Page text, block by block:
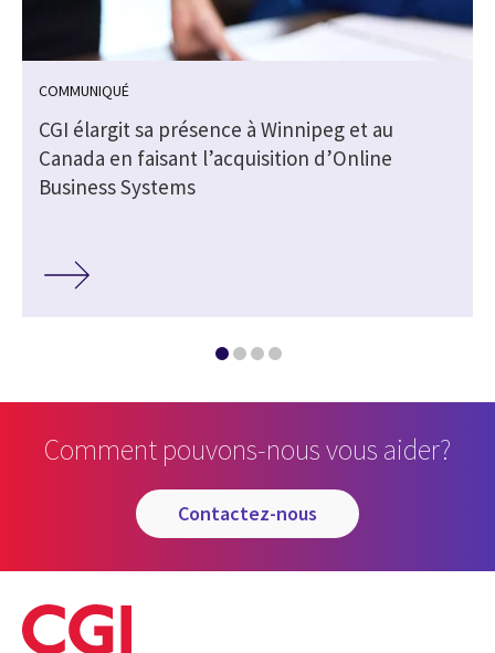
COMMUNIQUÉ
CGI élargit sa présence à Winnipeg et au
Canada en faisant l’acquisition d’Online
Business Systems
Comment pouvons-nous vous aider?
contactez-nous